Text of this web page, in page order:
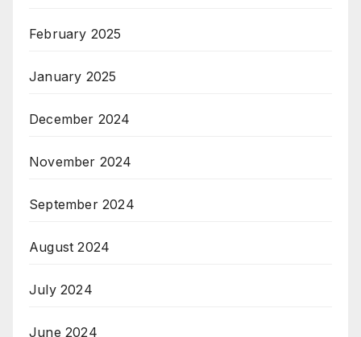
February 2025
January 2025
December 2024
November 2024
September 2024
August 2024
July 2024
June 2024